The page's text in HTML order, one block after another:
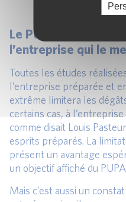
Le PUPA vise à
l’entreprise qui le
Toutes les études
l’entreprise préparée et
extrême limitera les
certains cas, à
comme disait Louis
esprits préparés. La
présent un avantage
un objectif affiché du
Mais c’est aussi un